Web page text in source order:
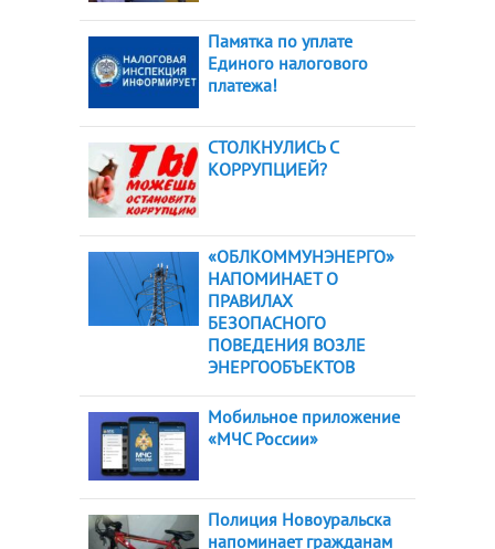
Памятка по уплате
Единого налогового
платежа!
СТОЛКНУЛИСЬ С
КОРРУПЦИЕЙ?
«ОБЛКОММУНЭНЕРГО»
НАПОМИНАЕТ О
ПРАВИЛАХ
БЕЗОПАСНОГО
ПОВЕДЕНИЯ ВОЗЛЕ
ЭНЕРГООБЪЕКТОВ
Мобильное приложение
«МЧС России»
Полиция Новоуральска
напоминает гражданам